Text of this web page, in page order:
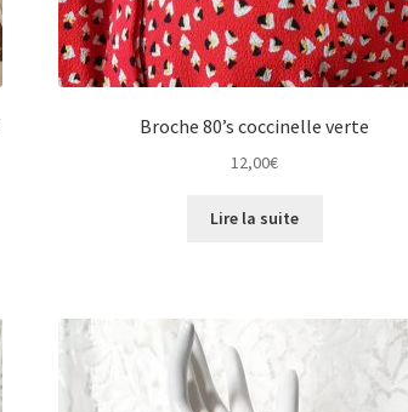
Broche 80’s coccinelle verte
12,00€
Lire la suite